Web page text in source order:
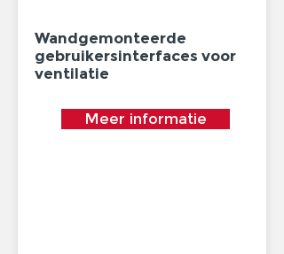
Wandgemonteerde
gebruikersinterfaces voor
ventilatie
Meer informatie